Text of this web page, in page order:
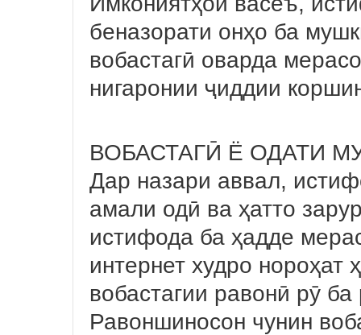
беназорати онҳо ба
вобастагӣ оварда
нигаронии ҷиддии
ВОБАСТАГӢ Ё ОДАТИ
Дар назари аввал,
амали одӣ ва ҳатто
истифода ба ҳадде
интернет худро
вобастагии равонӣ рӯ
Равоншиносон чунин